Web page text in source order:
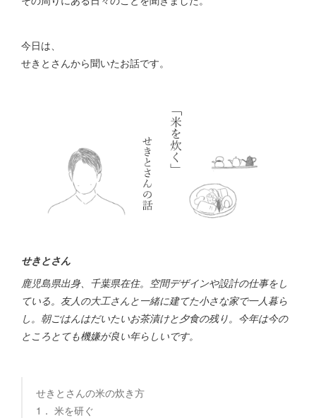
今日は、
せきとさんから聞いたお話です。
せきとさん
鹿児島県出身、千葉県在住。空間デザインや設計の仕事をし
ている。友人の大工さんと一緒に建てた小さな家で一人暮ら
し。朝ごはんはだいたいお茶漬けと夕食の残り。今年は今の
ところとても機嫌が良い年らしいです。
せきとさんの米の炊き方
1． 米を研ぐ